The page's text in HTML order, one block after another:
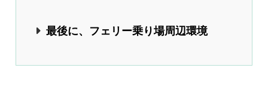
最後に、フェリー乗り場周辺環境